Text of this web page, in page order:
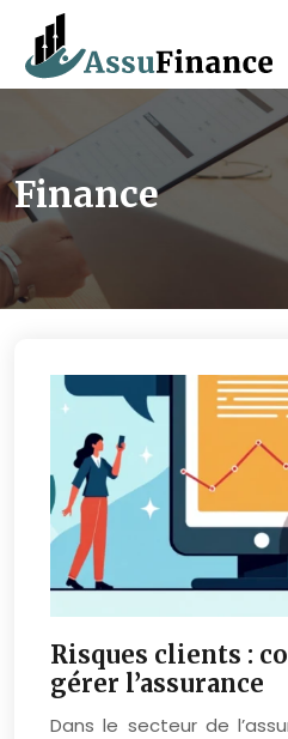
Finance
Risques clients :
gérer l’assurance
Dans le secteur de